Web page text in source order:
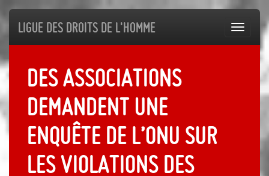
Ligue des droits de l'Homme
Des associations
demandent une
enquête de l’ONU sur
les violations des